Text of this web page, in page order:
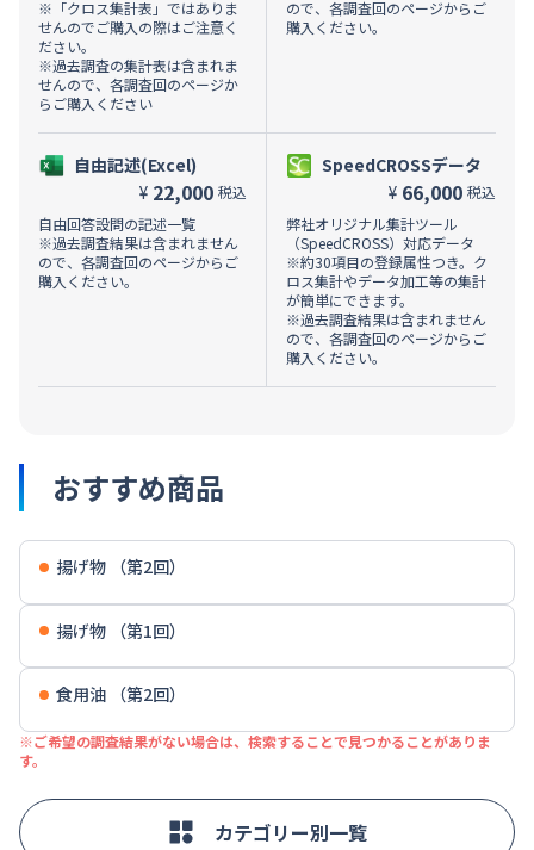
※「クロス集計表」ではありま
せんのでご購入の際はご注意く
ださい。
※過去調査の集計表は含まれま
せんので、各調査回のページか
らご購入ください
自由記述(Excel)
¥ 22,000 税込
自由回答設問の記述一覧
※過去調査結果は含まれません
ので、各調査回のページからご
購入ください。
ので、各調査回のページからご
購入ください。
SpeedCROSSデータ
¥ 66,000 税込
弊社オリジナル集計ツール
（SpeedCROSS）対応データ
※約30項目の登録属性つき。ク
ロス集計やデータ加工等の集計
が簡単にできます。
※過去調査結果は含まれません
ので、各調査回のページからご
購入ください。
おすすめ商品
揚げ物 （第2回）
揚げ物 （第1回）
食用油 （第2回）
※ご希望の調査結果がない場合は、検索することで見つかることがありま
す。
カテゴリー別一覧